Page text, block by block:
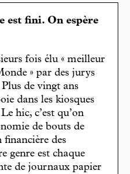
est fini. On espère
fois élu « meilleur
» par des jurys
de vingt ans
dans les kiosques
hic, c’est qu’on
de bouts de
des
genre est chaque
de journaux papier